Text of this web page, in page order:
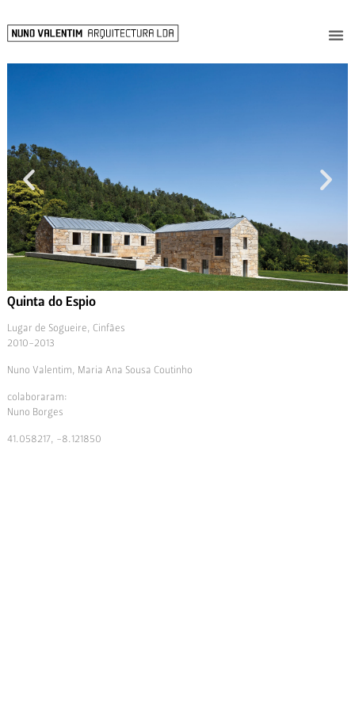
Quinta do Espio
Lugar de Sogueire, Cinfães
2010-2013
Nuno Valentim, Maria Ana Sousa Coutinho
colaboraram:
Nuno Borges
41.058217, -8.121850